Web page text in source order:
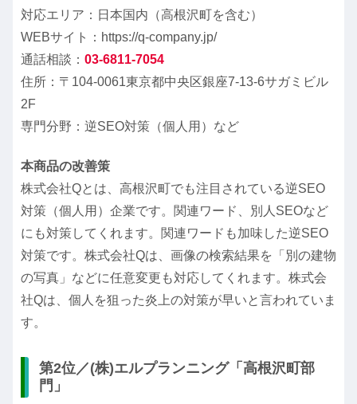
対応エリア：日本国内（高根沢町を含む）
WEBサイト：https://q-company.jp/
通話相談： 03-6811-7054
住所：〒104-0061東京都中央区銀座7-13-6サガミビル
2F
専門分野：逆SEO対策（個人用）など
本商品の改善策
株式会社Qとは、高根沢町でも注目されている逆SEO
対策（個人用）企業です。関連ワード、別人SEOなど
にも対策してくれます。関連ワードも加味した逆SEO
対策です。株式会社Qは、画像の検索結果を「別の建物
の写真」などに任意変更も対応してくれます。株式会
社Qは、個人を狙った炎上の対策が早いと言われていま
す。
第2位／(株)エルプランニング「高根沢町部
門」